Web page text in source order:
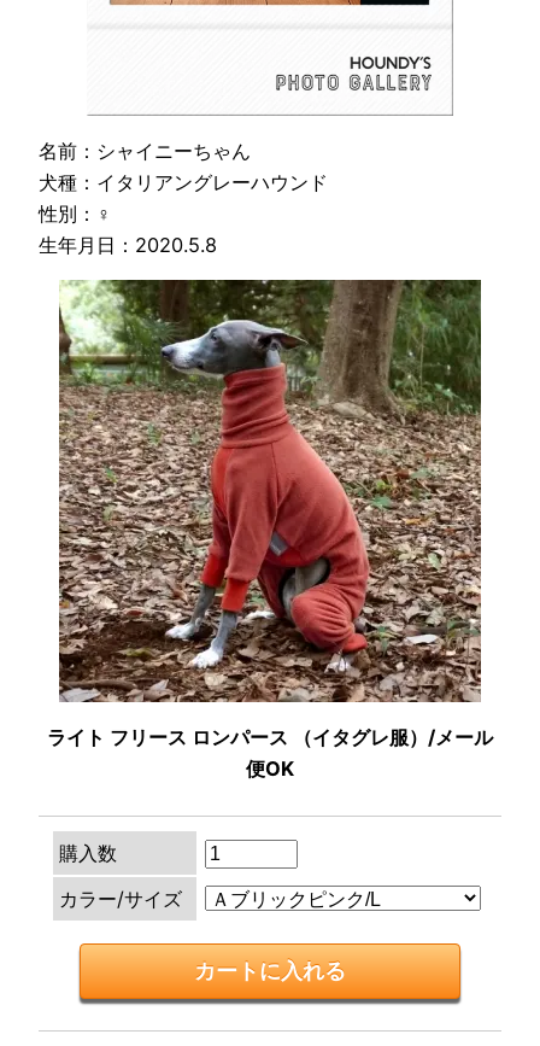
名前：シャイニーちゃん
犬種：イタリアングレーハウンド
性別：♀
生年月日：2020.5.8
ライト フリース ロンパース （イタグレ服）/メール
便OK
購入数
カラー/サイズ